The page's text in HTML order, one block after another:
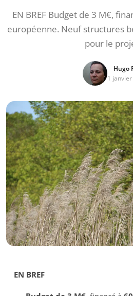
EN BREF Budget de 3 M€,
européenne. Neuf structures
pour le
Hugo
1
EN BREF